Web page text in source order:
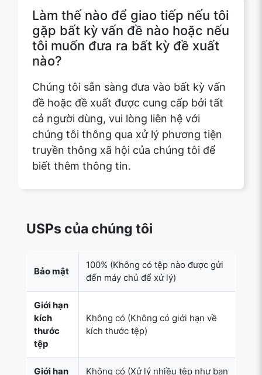
nào?
Chúng tôi sẵn sàng đưa vào bất kỳ vấn
đề hoặc đề xuất được cung cấp bởi tất
cả người dùng, vui lòng liên hệ với
chúng tôi thông qua xử lý phương tiện
truyền thông xã hội của chúng tôi để
biết thêm thông tin.
USPs của chúng tôi
đến máy chủ để xử lý)
kích
thước
tệp
Không có (Không có giới hạn về
kích thước tệp)
Giới hạn
sử dụng
Không có (Xử lý nhiều tệp như bạn
muốn)
Giá Miễn phí